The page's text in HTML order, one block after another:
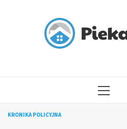
PRIMARY
KRONIKA POLICYJNA